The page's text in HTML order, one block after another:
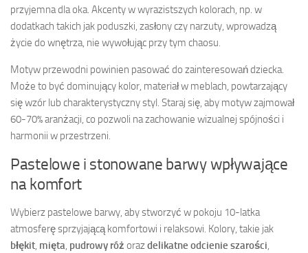
przyjemna dla oka. Akcenty w wyrazistszych kolorach, np. w
dodatkach takich jak poduszki, zasłony czy narzuty, wprowadzą
życie do wnętrza, nie wywołując przy tym chaosu.
Motyw przewodni powinien pasować do zainteresowań dziecka.
Może to być dominujący kolor, materiał w meblach, powtarzający
się wzór lub charakterystyczny styl. Staraj się, aby motyw zajmował
60-70% aranżacji, co pozwoli na zachowanie wizualnej spójności i
harmonii w przestrzeni.
Pastelowe i stonowane barwy wpływające
na komfort
Wybierz pastelowe barwy, aby stworzyć w pokoju 10-latka
atmosferę sprzyjającą komfortowi i relaksowi. Kolory, takie jak
błękit, mięta, pudrowy róż orazdelikatne odcienie szarości,